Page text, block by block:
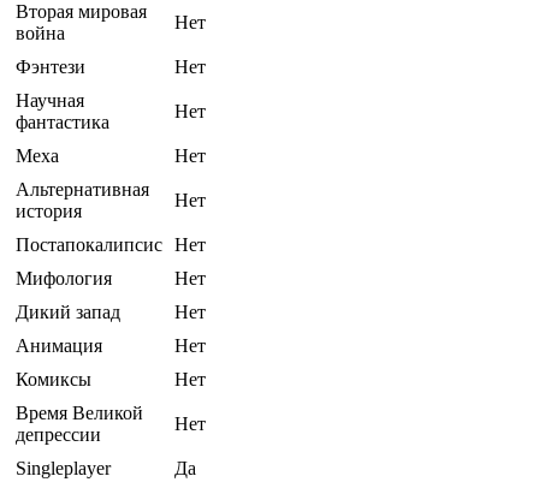
Вторая мировая
война
Нет
Фэнтези
Нет
Научная
фантастика
Нет
Меха
Нет
Альтернативная
история
Нет
Постапокалипсис Нет
Мифология
Нет
Дикий запад
Нет
Анимация
Нет
Комиксы
Нет
Время Великой
депрессии
Нет
Singleplayer
Да